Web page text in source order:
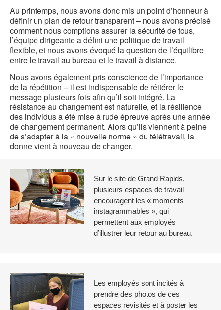
Au printemps, nous avons donc mis un point d’honneur à
définir un plan de retour transparent – nous avons précisé
comment nous comptions assurer la sécurité de tous,
l’équipe dirigeante a défini une politique de travail
flexible, et nous avons évoqué la question de l’équilibre
entre le travail au bureau et le travail à distance.
Nous avons également pris conscience de l’importance
de la répétition – il est indispensable de réitérer le
message plusieurs fois afin qu’il soit intégré. La
résistance au changement est naturelle, et la résilience
des individus a été mise à rude épreuve après une année
de changement permanent. Alors qu’ils viennent à peine
de s’adapter à la « nouvelle norme » du télétravail, la
donne vient à nouveau de changer.
Sur le site de Grand Rapids,
plusieurs espaces de travail
encouragent les « moments
instagrammables », qui
permettent aux employés
d’illustrer leur retour au bureau.
Les employés sont incités à
prendre des photos de ces
espaces revisités et à poster les